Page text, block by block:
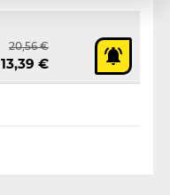
20,56 €
13,39 €